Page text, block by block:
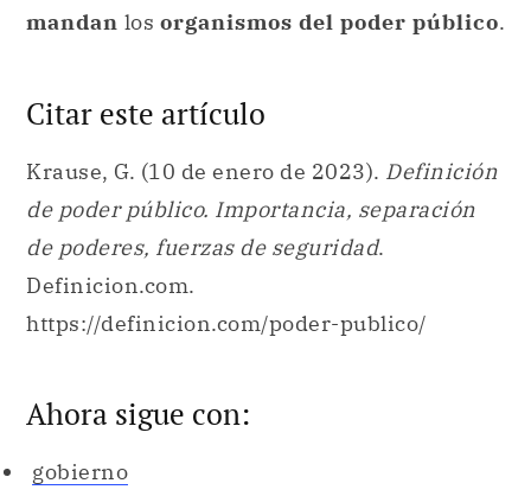
mandan los organismos del poder público.
Citar este artículo
Krause, G. (10 de enero de 2023). Definición
de poder público. Importancia, separación
de poderes, fuerzas de seguridad.
Definicion.com.
https://definicion.com/poder-publico/
Ahora sigue con:
gobierno